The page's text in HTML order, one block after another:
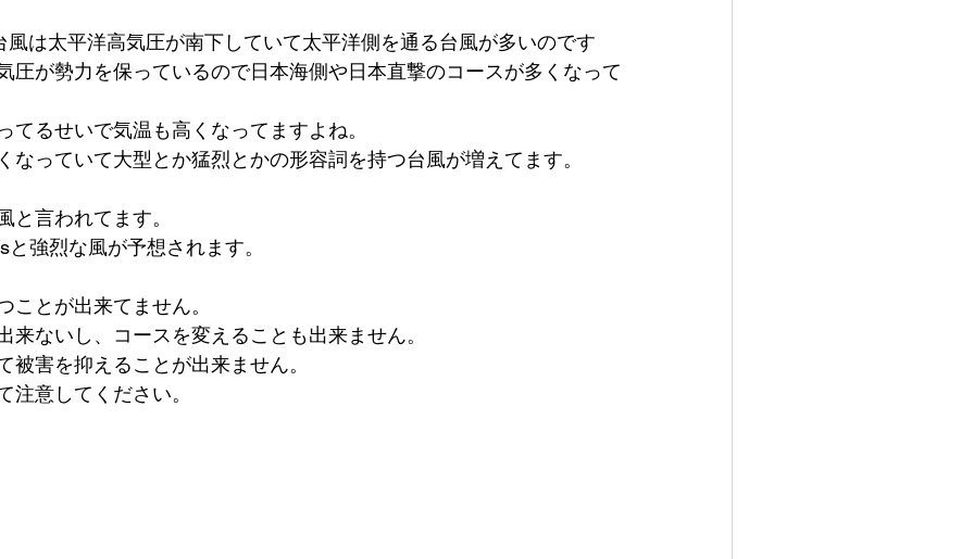
風は太平洋高気圧が南下していて太平洋側を通る台風が多いのです
圧が勢力を保っているので日本海側や日本直撃のコースが多くなって
てるせいで気温も高くなってますよね。
なっていて大型とか猛烈とかの形容詞を持つ台風が増えてます。
と言われてます。
強烈な風が予想されます。
ことが出来てません。
来ないし、コースを変えることも出来ません。
被害を抑えることが出来ません。
注意してください。